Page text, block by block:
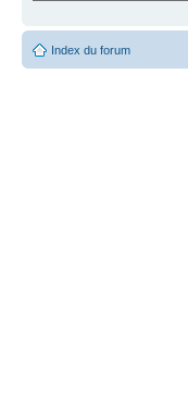
Index du forum